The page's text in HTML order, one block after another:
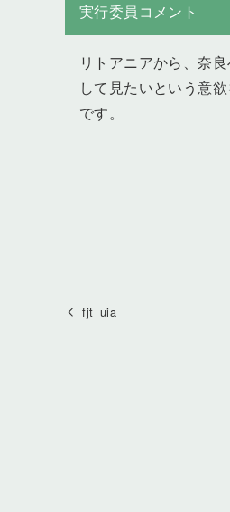
実行委員コメント
リトアニアから、奈
して見たいという意
です。
fjt_uia